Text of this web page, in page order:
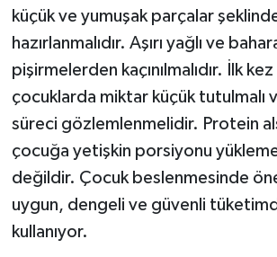
küçük ve yumuşak parçalar
hazırlanmalıdır. Aşırı yağlı ve
pişirmelerden kaçınılmalıdır. İlk
çocuklarda miktar küçük tutulmalı
süreci gözlemlenmelidir. Protein
çocuğa yetişkin porsiyonu
değildir. Çocuk beslenmesinde
uygun, dengeli ve güvenli
kullanıyor.